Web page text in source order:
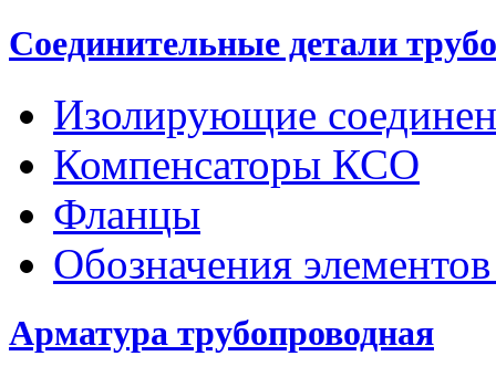
Соединительные детали
Изолирующие
Компенсаторы КСО
Фланцы
Обозначения
Арматура трубопроводная